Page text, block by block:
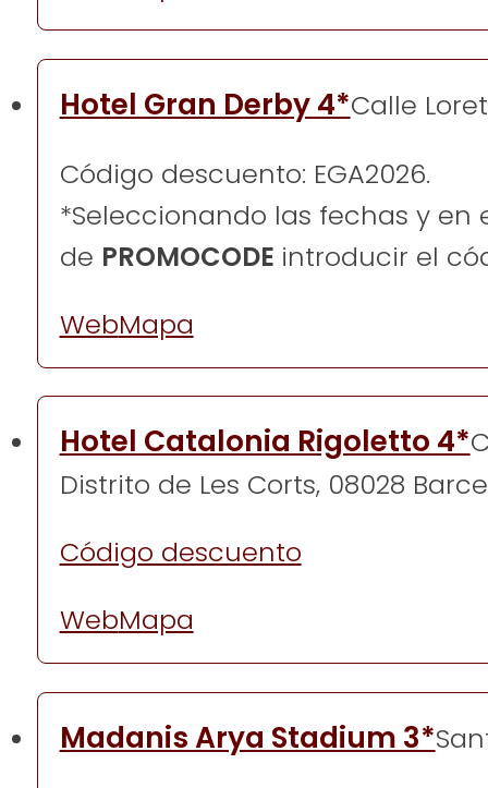
Hotel Gran Derby 4*Calle
Código descuento: EGA2026.
*Seleccionando las fechas y en
de PROMOCODE introducir el
WebMapa
Hotel Catalonia Rigoletto 4*
Distrito de Les Corts, 08028
Código descuento
WebMapa
Madanis Arya Stadium 3*